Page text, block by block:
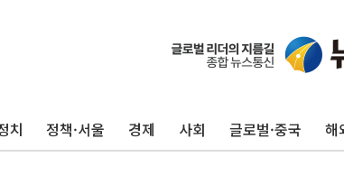
치 정책·서울 경제 사회 글로벌·중국 해